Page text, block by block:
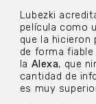
Lubezki
película como
que la hicieron
de forma
la Alexa, que
cantidad de
es muy